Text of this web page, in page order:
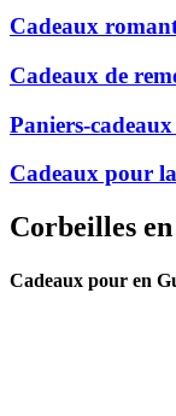
Cadeaux
Cadeaux de
Paniers-
Cadeaux pour
Corbeilles
Cadeaux pour en